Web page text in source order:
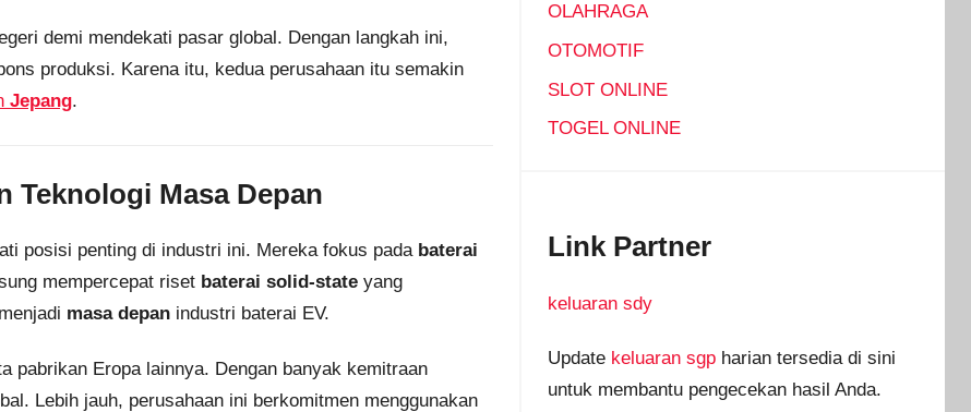
demi mendekati pasar global. Dengan langkah ini,
produksi. Karena itu, kedua perusahaan itu semakin
Jepang.
Teknologi Masa Depan
posisi penting di industri ini. Mereka fokus pada baterai
mempercepat riset baterai solid-state yang
masa depan industri baterai EV.
pabrikan Eropa lainnya. Dengan banyak kemitraan
Lebih jauh, perusahaan ini berkomitmen menggunakan
OLAHRAGA
OTOMOTIF
SLOT ONLINE
TOGEL ONLINE
Link Partner
keluaran sdy
Update keluaran sgpharian tersedia di sini
untuk membantu pengecekan hasil Anda.